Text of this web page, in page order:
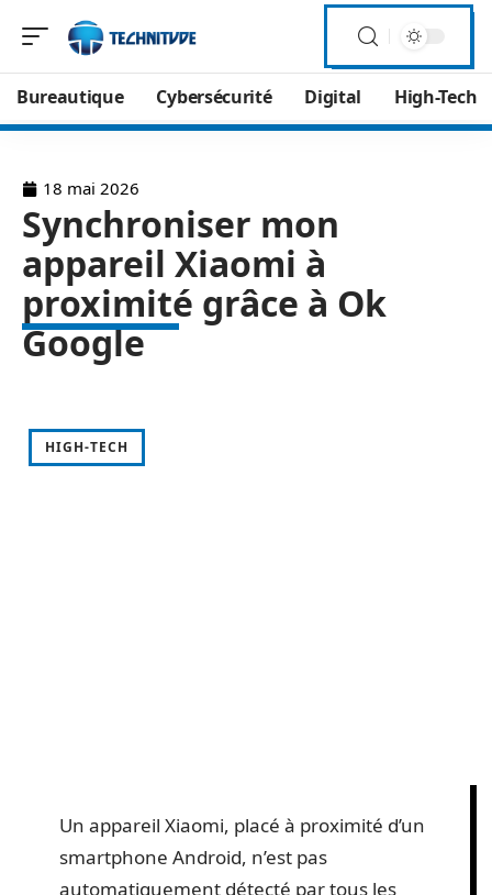
Bureautique Cybersécurité Digital High-Tech
18 mai 2026
Synchroniser mon
appareil Xiaomi à
proximité grâce à Ok
Google
HIGH-TECH
Un appareil Xiaomi, placé à proximité d’un
smartphone Android, n’est pas
automatiquement détecté par tous les